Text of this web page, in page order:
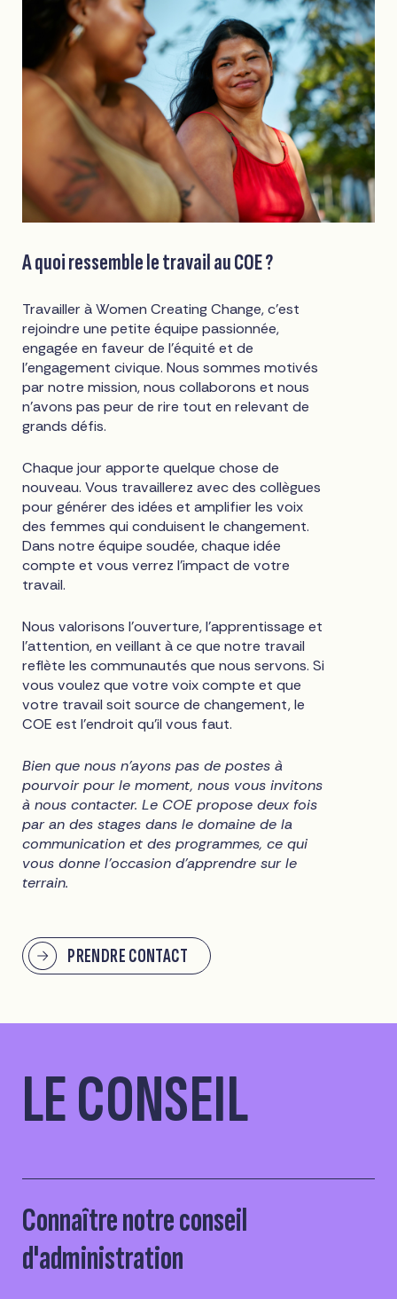
A quoi ressemble le travail au COE ?
Travailler à Women Creating Change, c'est
rejoindre une petite équipe passionnée,
engagée en faveur de l'équité et de
l'engagement civique. Nous sommes motivés
par notre mission, nous collaborons et nous
n'avons pas peur de rire tout en relevant de
grands défis.
Chaque jour apporte quelque chose de
nouveau. Vous travaillerez avec des collègues
pour générer des idées et amplifier les voix
des femmes qui conduisent le changement.
Dans notre équipe soudée, chaque idée
compte et vous verrez l'impact de votre
travail.
Nous valorisons l'ouverture, l'apprentissage et
l'attention, en veillant à ce que notre travail
reflète les communautés que nous servons. Si
vous voulez que votre voix compte et que
votre travail soit source de changement, le
COE est l'endroit qu'il vous faut.
Bien que nous n'ayons pas de postes à
pourvoir pour le moment, nous vous invitons
à nous contacter. Le COE propose deux fois
par an des stages dans le domaine de la
communication et des programmes, ce qui
vous donne l'occasion d'apprendre sur le
terrain.
PRENDRE CONTACT
LE CONSEIL
Connaître notre conseil
d'administration